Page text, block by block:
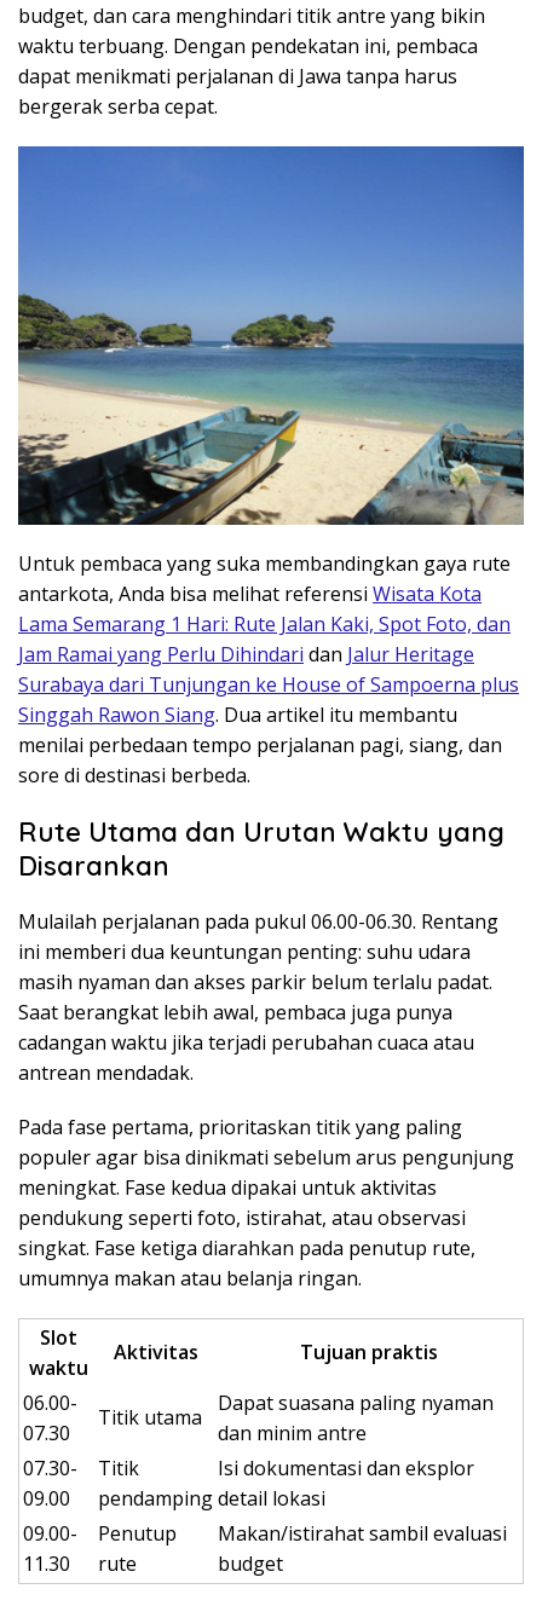
budget, dan cara menghindari titik antre yang bikin
waktu terbuang. Dengan pendekatan ini, pembaca
dapat menikmati perjalanan di Jawa tanpa harus
bergerak serba cepat.
Untuk pembaca yang suka membandingkan gaya rute
antarkota, Anda bisa melihat referensi Wisata Kota
Lama Semarang 1 Hari: Rute Jalan Kaki, Spot Foto, dan
Jam Ramai yang Perlu Dihindari dan Jalur Heritage
Surabaya dari Tunjungan ke House of Sampoerna plus
Singgah Rawon Siang. Dua artikel itu membantu
menilai perbedaan tempo perjalanan pagi, siang, dan
sore di destinasi berbeda.
Rute Utama dan Urutan Waktu yang
Disarankan
Mulailah perjalanan pada pukul 06.00-06.30. Rentang
ini memberi dua keuntungan penting: suhu udara
masih nyaman dan akses parkir belum terlalu padat.
Saat berangkat lebih awal, pembaca juga punya
cadangan waktu jika terjadi perubahan cuaca atau
antrean mendadak.
Pada fase pertama, prioritaskan titik yang paling
populer agar bisa dinikmati sebelum arus pengunjung
meningkat. Fase kedua dipakai untuk aktivitas
pendukung seperti foto, istirahat, atau observasi
singkat. Fase ketiga diarahkan pada penutup rute,
umumnya makan atau belanja ringan.
Slot
waktu
Aktivitas
Tujuan praktis
06.00-
07.30
Titik utama
Dapat suasana paling nyaman
dan minim antre
07.30-
09.00
Titik
pendamping
Isi dokumentasi dan eksplor
detail lokasi
09.00-
11.30
Penutup
rute
Makan/istirahat sambil evaluasi
budget